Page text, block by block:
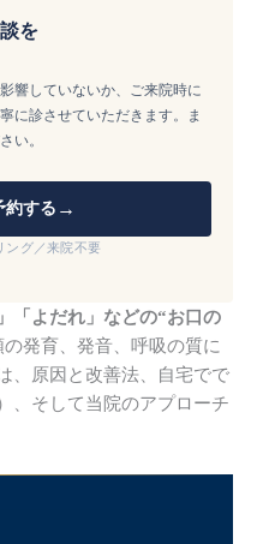
を
響していないか、ご来院時に
に診させていただきます。ま
い。
約する →
ング／来院不要
「よだれ」などの“お口の
発育、発音、呼吸の質に
、原因と改善法、自宅でで
、そして当院のアプローチ